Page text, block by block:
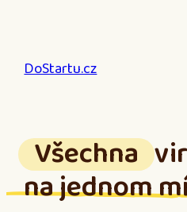
DoStartu.cz
Všechna
na jednom